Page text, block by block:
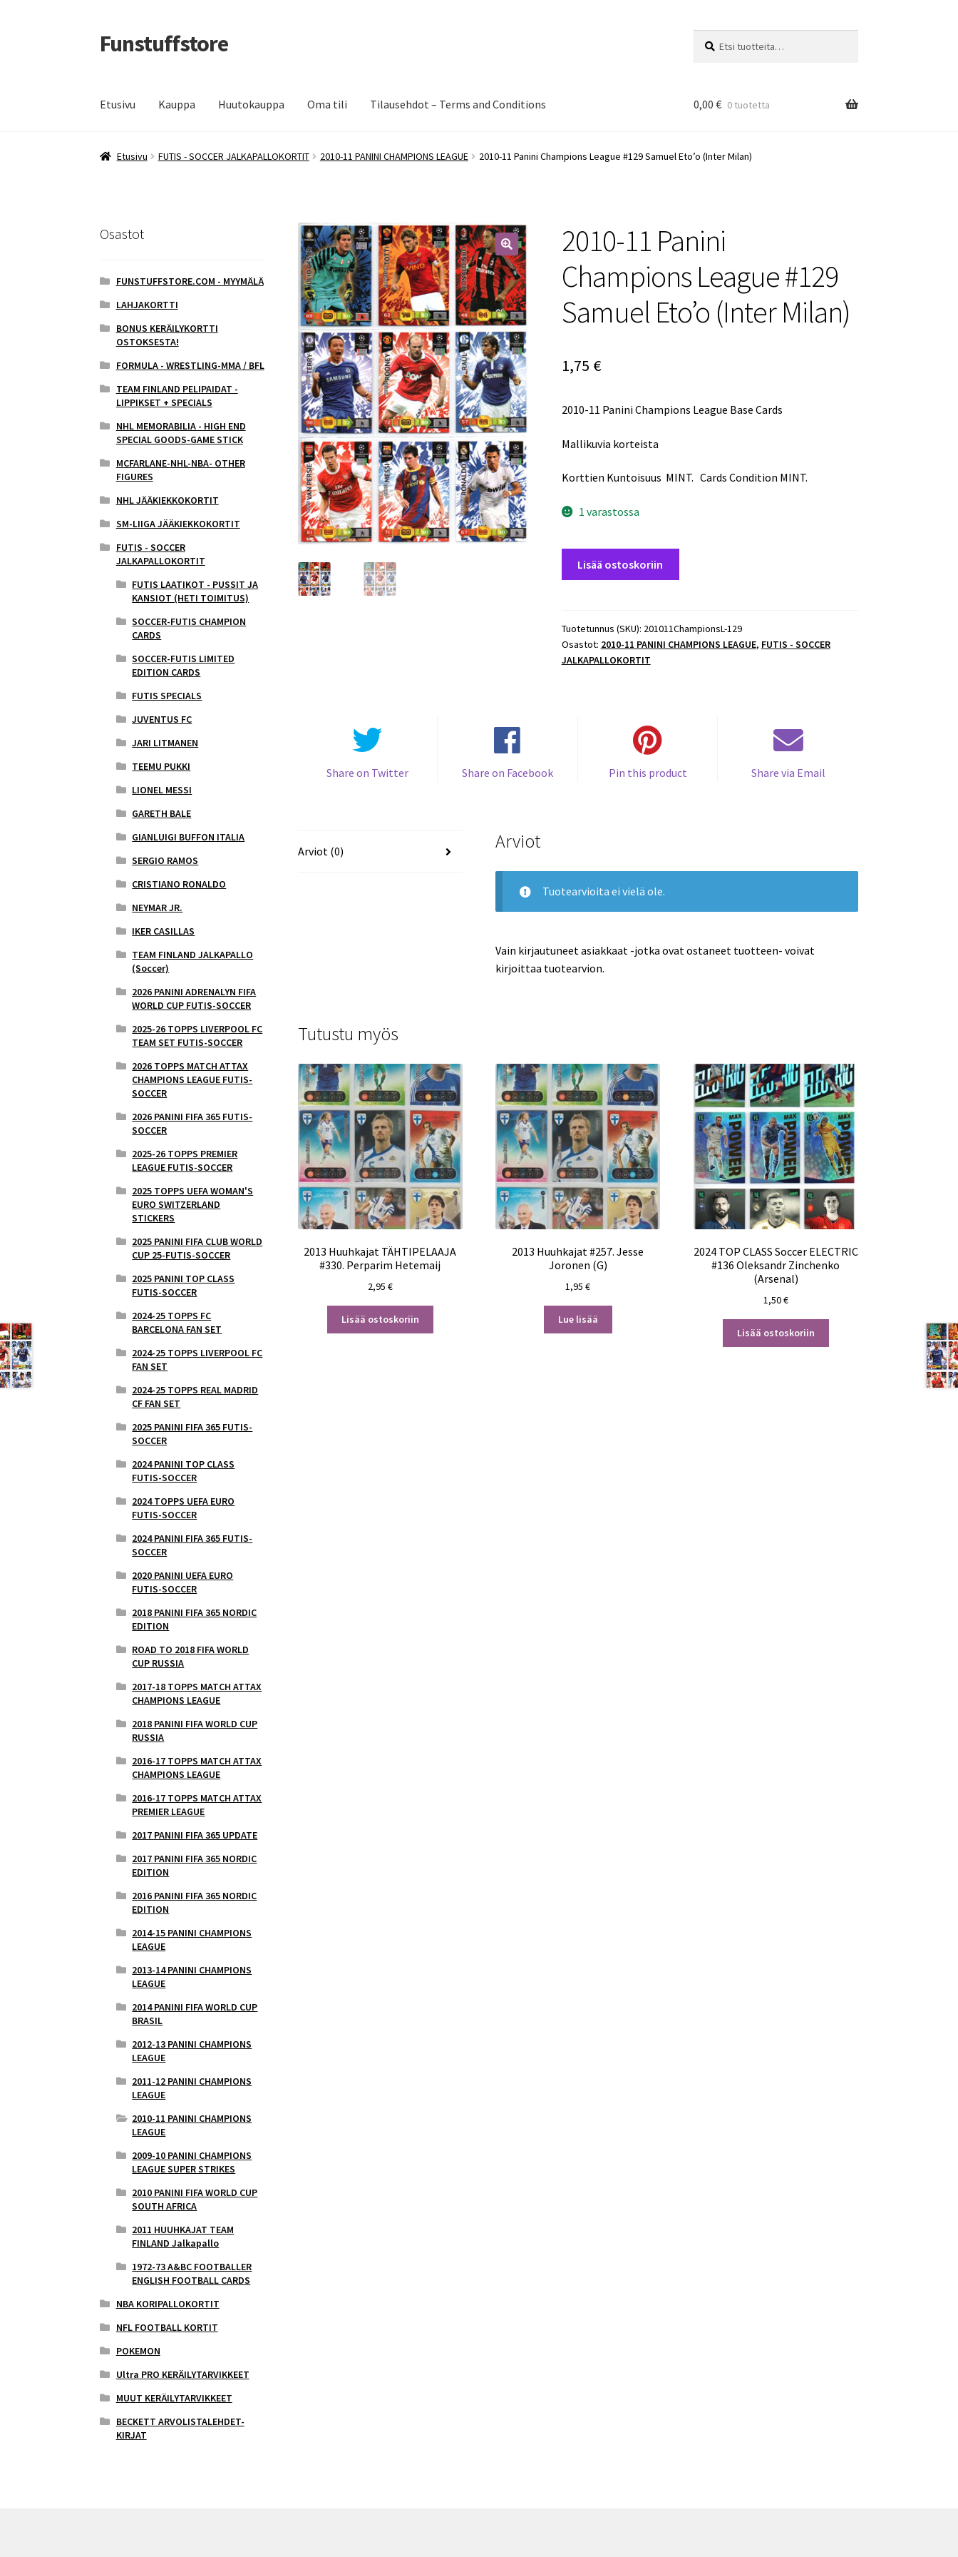
Siirry
navigointiin
Siirry
sisältöön
Funstuffstore
Etusivu Kauppa Huutokauppa Oma tili Tilausehdot – Terms and Conditions 0,00 € 0 tuotetta
Etusivu FUTIS - SOCCER JALKAPALLOKORTIT 2010-11 PANINI CHAMPIONS LEAGUE 2010-11 Panini Champions League #129 Samuel Eto’o (Inter Milan)
🔍
2010-11 Panini
Champions League #129
Samuel Eto’o (Inter Milan)
1,75 €
2010-11 Panini Champions League Base Cards
Mallikuvia korteista
Korttien Kuntoisuus MINT. Cards Condition MINT.
1 varastossa
League
#129
Samuel
Lisää ostoskoriin
Tuotetunnus (SKU): 201011ChampionsL-129
Osastot: 2010-11 PANINI CHAMPIONS LEAGUE, FUTIS - SOCCER
JALKAPALLOKORTIT
Share on Twitter Share on Facebook Pin this product Share via Email
Arviot (0) Arviot
Tuotearvioita ei vielä ole.
Vain kirjautuneet asiakkaat -jotka ovat ostaneet tuotteen- voivat
kirjoittaa tuotearvion.
Tutustu myös
2013 Huuhkajat TÄHTIPELAAJA
#330. Perparim Hetemaij
2,95 €
Lisää ostoskoriin
2013 Huuhkajat #257. Jesse
Joronen (G)
1,95€
Lue lisää
2024 TOP CLASS Soccer ELECTRIC
#136 Oleksandr Zinchenko
(Arsenal)
1,50€
Lisää ostoskoriin
Osastot
FUNSTUFFSTORE.COM - MYYMÄLÄ
LAHJAKORTTI
BONUS KERÄILYKORTTI
OSTOKSESTA!
FORMULA - WRESTLING-MMA / BFL
TEAM FINLAND PELIPAIDAT -
LIPPIKSET + SPECIALS
NHL MEMORABILIA - HIGH END
SPECIAL GOODS-GAME STICK
MCFARLANE-NHL-NBA- OTHER
FIGURES
NHL JÄÄKIEKKOKORTIT
SM-LIIGA JÄÄKIEKKOKORTIT
FUTIS - SOCCER
JALKAPALLOKORTIT
FUTIS LAATIKOT - PUSSIT JA
KANSIOT (HETI TOIMITUS)
SOCCER-FUTIS CHAMPION
CARDS
SOCCER-FUTIS LIMITED
EDITION CARDS
FUTIS SPECIALS
JUVENTUS FC
JARI LITMANEN
TEEMU PUKKI
LIONEL MESSI
GARETH BALE
GIANLUIGI BUFFON ITALIA
SERGIO RAMOS
CRISTIANO RONALDO
NEYMAR JR.
IKER CASILLAS
TEAM FINLAND JALKAPALLO
(Soccer)
2026 PANINI ADRENALYN FIFA
WORLD CUP FUTIS-SOCCER
2025-26 TOPPS LIVERPOOL FC
TEAM SET FUTIS-SOCCER
2026 TOPPS MATCH ATTAX
CHAMPIONS LEAGUE FUTIS-
SOCCER
2026 PANINI FIFA 365 FUTIS-
SOCCER
2025-26 TOPPS PREMIER
LEAGUE FUTIS-SOCCER
2025 TOPPS UEFA WOMAN'S
EURO SWITZERLAND
STICKERS
2025 PANINI FIFA CLUB WORLD
CUP 25-FUTIS-SOCCER
2025 PANINI TOP CLASS
FUTIS-SOCCER
2024-25 TOPPS FC
BARCELONA FAN SET
2024-25 TOPPS LIVERPOOL FC
FAN SET
2024-25 TOPPS REAL MADRID
CF FAN SET
2025 PANINI FIFA 365 FUTIS-
SOCCER
2024 PANINI TOP CLASS
FUTIS-SOCCER
2024 TOPPS UEFA EURO
FUTIS-SOCCER
2024 PANINI FIFA 365 FUTIS-
SOCCER
2020 PANINI UEFA EURO
FUTIS-SOCCER
2018 PANINI FIFA 365 NORDIC
EDITION
ROAD TO 2018 FIFA WORLD
CUP RUSSIA
2017-18 TOPPS MATCH ATTAX
CHAMPIONS LEAGUE
2018 PANINI FIFA WORLD CUP
RUSSIA
2016-17 TOPPS MATCH ATTAX
CHAMPIONS LEAGUE
2016-17 TOPPS MATCH ATTAX
PREMIER LEAGUE
2017 PANINI FIFA 365 UPDATE
2017 PANINI FIFA 365 NORDIC
EDITION
2016 PANINI FIFA 365 NORDIC
EDITION
2014-15 PANINI CHAMPIONS
LEAGUE
2013-14 PANINI CHAMPIONS
LEAGUE
2014 PANINI FIFA WORLD CUP
BRASIL
2012-13 PANINI CHAMPIONS
LEAGUE
2011-12 PANINI CHAMPIONS
LEAGUE
2010-11 PANINI CHAMPIONS
LEAGUE
2009-10 PANINI CHAMPIONS
LEAGUE SUPER STRIKES
2010 PANINI FIFA WORLD CUP
SOUTH AFRICA
2011 HUUHKAJAT TEAM
FINLAND Jalkapallo
1972-73 A&BC FOOTBALLER
ENGLISH FOOTBALL CARDS
NBA KORIPALLOKORTIT
NFL FOOTBALL KORTIT
POKEMON
Ultra PRO KERÄILYTARVIKKEET
MUUT KERÄILYTARVIKKEET
BECKETT ARVOLISTALEHDET-
KIRJAT